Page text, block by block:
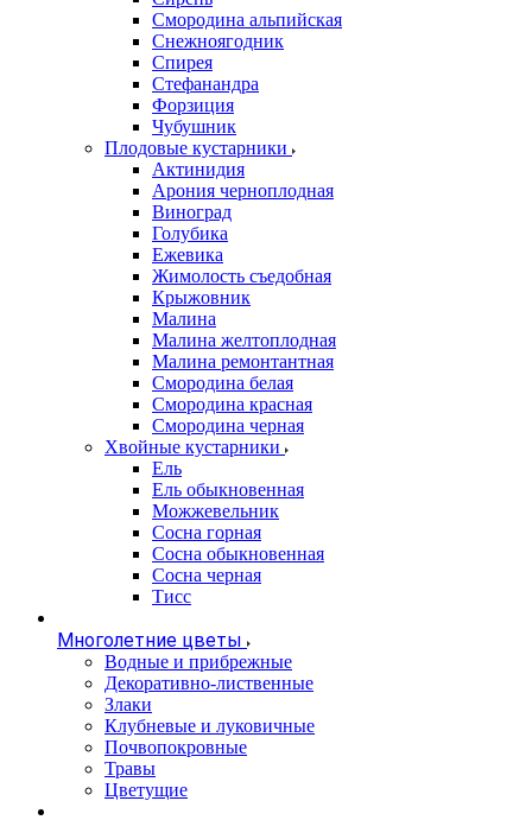
Смородина альпийская
Снежноягодник
Спирея
Стефанандра
Форзиция
Чубушник
Плодовые кустарники
Актинидия
Арония черноплодная
Виноград
Голубика
Ежевика
Жимолость съедобная
Крыжовник
Малина
Малина желтоплодная
Малина ремонтантная
Смородина белая
Смородина красная
Смородина черная
Хвойные кустарники
Ель
Ель обыкновенная
Можжевельник
Сосна горная
Сосна обыкновенная
Сосна черная
Тисс
Многолетние цветы
Водные и прибрежные
Декоративно-лиственные
Злаки
Клубневые и луковичные
Почвопокровные
Травы
Цветущие